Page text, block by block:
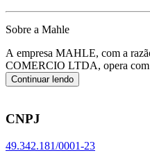
Sobre a Mahle
A empresa MAHLE, com a
COMERCIO LTDA, opera com
sua sede localizada em Mogi
atuação é de fabricação de
7/00.
Continuar lendo
CNPJ
49.342.181/0001-23